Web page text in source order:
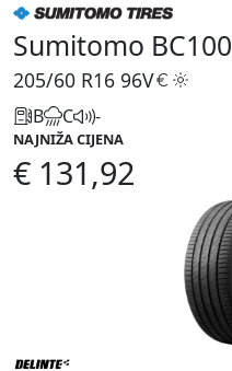
Sumitomo BC100
205/60 R16 96V
B C -
NAJNIŽA CIJENA
€ 131,92